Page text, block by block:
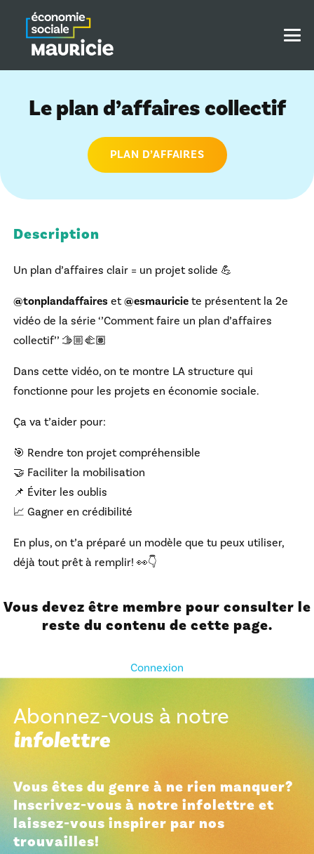
Le plan d’affaires collectif
PLAN D’AFFAIRES
Description
Un plan d’affaires clair = un projet solide 💪
@tonplandaffaires et@esmauriciete présentent la 2e
vidéo de la série ‘’Comment faire un plan d’affaires
collectif’’ 🫱🏼‍🫲🏽
Dans cette vidéo, on te montre LA structure qui
fonctionne pour les projets en économie sociale.
Ça va t’aider pour:
🎯 Rendre ton projet compréhensible
🤝 Faciliter la mobilisation
📌 Éviter les oublis
📈 Gagner en crédibilité
En plus, on t’a préparé un modèle que tu peux utiliser,
déjà tout prêt à remplir! 👀👇
Vous devez être membre pour consulter le
reste du contenu de cette page.
Connexion
Abonnez-vous à notre
infolettre
Vous êtes du genre à ne rien manquer?
Inscrivez-vous à notre infolettre et
laissez-vous inspirer par nos
trouvailles!